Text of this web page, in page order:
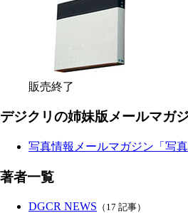
販売終了
デジクリの姉妹版メールマガ
写真情報メールマガジン「写真
著者一覧
DGCR NEWS （17 記事）